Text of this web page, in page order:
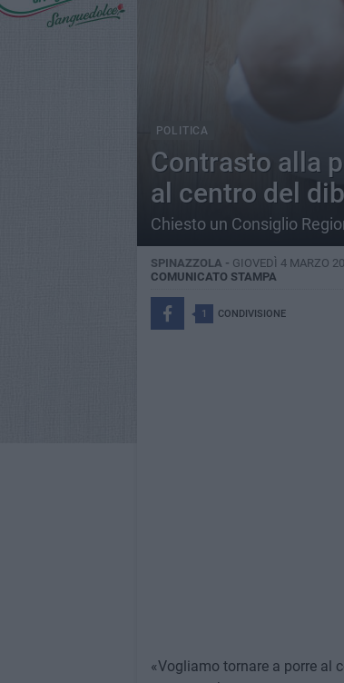
POLITICA
Contrasto alla
al centro del
Chiesto un Consiglio
SPINAZZOLA - GIOVEDÌ 4 MARZO
COMUNICATO STAMPA
1 CONDIVISIONE
«Vogliamo tornare a porre al